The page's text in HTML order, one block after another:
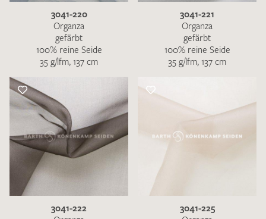
3041-220
Organza
gefärbt
100% reine Seide
35 g/lfm, 137 cm
3041-221
Organza
gefärbt
100% reine Seide
35 g/lfm, 137 cm
3041-222
3041-225